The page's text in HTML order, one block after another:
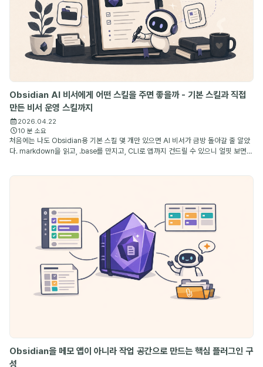
Obsidian AI 비서에게 어떤 스킬을 주면 좋을까 - 기본 스킬과 직접
만든 비서 운영 스킬까지
2026.04.22
10 분 소요
처음에는 나도 Obsidian용 기본 스킬 몇 개만 있으면 AI 비서가 금방 돌아갈 줄 알았
다. markdown을 읽고, .base를 만지고, CLI로 앱까지 건드릴 수 있으니 얼핏 보면
Obsidian을 메모 앱이 아니라 작업 공간으로 만드는 핵심 플러그인 구
성